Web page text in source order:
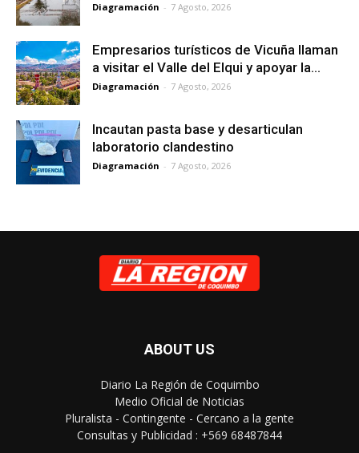
Diagramación - 7 Agosto, 2026
Empresarios turísticos de Vicuña llaman
a visitar el Valle del Elqui y apoyar la...
Diagramación - 7 Agosto, 2026
Incautan pasta base y desarticulan
laboratorio clandestino
Diagramación - 7 Agosto, 2026
ABOUT US
Diario La Región de Coquimbo
Medio Oficial de Noticias
Pluralista - Contingente - Cercano a la gente
Consultas y Publicidad : +569 68487844